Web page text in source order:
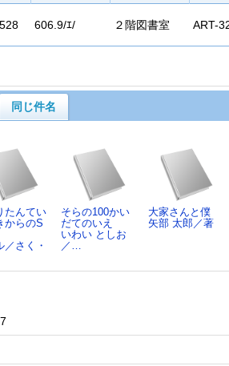
606.9/ｴ/ ２階図書室 ART-
同じ件名
たんてい
からのS
／さく・
そらの100かい
だてのいえ
いわい としお
／…
大家さんと僕
矢部 太郎／著